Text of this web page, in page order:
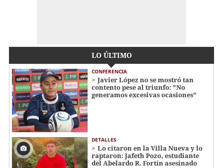
LO ÚLTIMO
CONFERENCIA
Javier López no se mostró tan
contento pese al triunfo: "No
generamos excesivas ocasiones"
DETALLES
Lo citaron en la Villa Nueva y lo
raptaron: Jafeth Pozo, estudiante
del Abelardo R. Fortín asesinado